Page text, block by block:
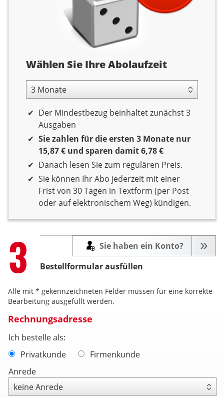
Abolaufzeit
Wählen Sie Ihre Abolaufzeit
3 Monate Laufzeit
Der Mindestbezug beinhaltet zunächst 3
Ausgaben
Sie zahlen für die ersten 3 Monate nur
15,87 € und sparen damit 6,78 €
Danach lesen Sie zum regulären Preis.
Sie können Ihr Abo jederzeit mit einer
Frist von 30 Tagen in Textform (per Post
oder auf elektronischem Weg) kündigen.
Step
3 Bestellformular ausfüllen
Sie haben ein Konto?
Alle mit * gekennzeichneten Felder müssen für eine korrekte
Bearbeitung ausgefüllt werden.
Rechnungsadresse
Ich bestelle als:
Privatkunde
Firmenkunde
Anrede